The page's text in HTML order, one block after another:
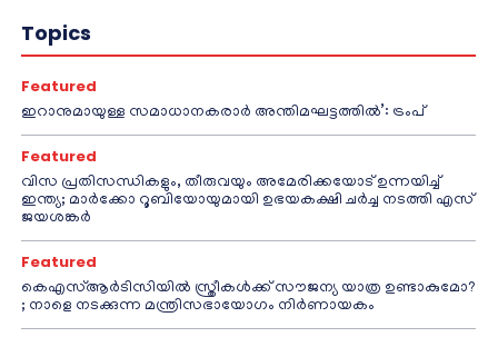
Topics
Featured
ഇറാനുമായുള്ള സമാധാനകരാർ അന്തിമഘട്ടത്തിൽ‌’: ട്രംപ്
Featured
വിസ പ്രതിസന്ധികളും, തീരുവയും അമേരിക്കയോട് ഉന്നയിച്ച്
ഇന്ത്യ; മാർക്കോ റൂബിയോയുമായി ഉഭയകക്ഷി ചർച്ച നടത്തി എസ്
ജയശങ്കർ
Featured
കെഎസ്ആർടിസിയിൽ സ്ത്രീകൾക്ക് സൗജന്യ യാത്ര ഉണ്ടാകുമോ?
; നാളെ നടക്കുന്ന മന്ത്രിസഭായോഗം നിർണായകം